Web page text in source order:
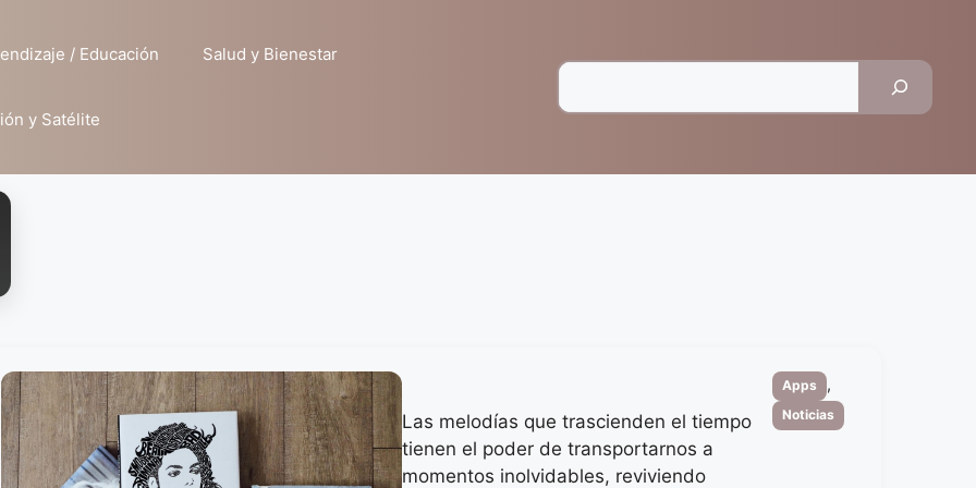
/ Educación Salud y Bienestar
y Satélite
Las melodías que trascienden el tiempo
tienen el poder de transportarnos a
momentos inolvidables, reviviendo
Categorias
Apps ,
Noticias